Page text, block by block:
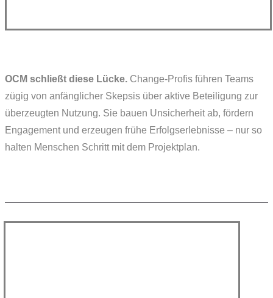
OCM schließt diese Lücke. Change-Profis führen Teams
zügig von anfänglicher Skepsis über aktive Beteiligung zur
überzeugten Nutzung. Sie bauen Unsicherheit ab, fördern
Engagement und erzeugen frühe Erfolgserlebnisse – nur so
halten Menschen Schritt mit dem Projektplan.